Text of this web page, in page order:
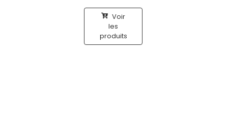
Voir
les
produits